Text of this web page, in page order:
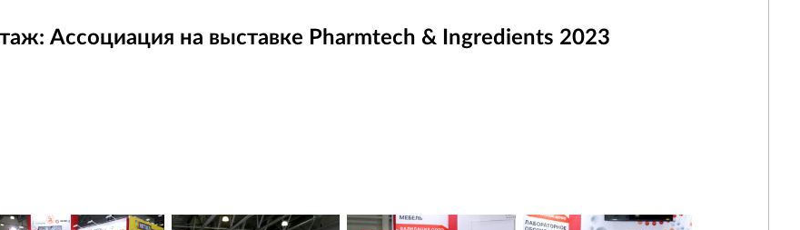
Ассоциация на выставке Pharmtech & Ingredients 2023